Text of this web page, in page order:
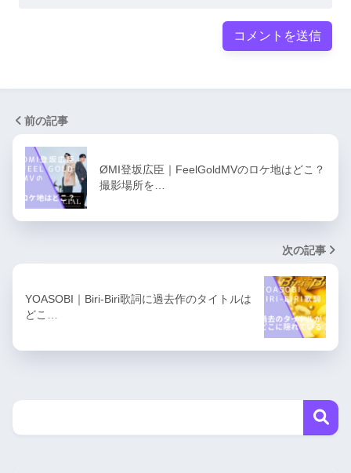
前の記事
ØMI登坂広臣｜FeelGoldMVのロケ地はどこ？
撮影場所を…
次の記事
YOASOBI｜Biri-Biri歌詞に過去作のタイトルは
どこ…